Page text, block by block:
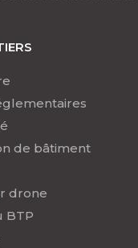
de bâtiment
drone
BTP